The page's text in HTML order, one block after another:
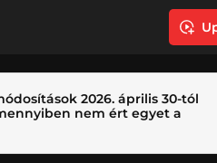
2026. április 30-tól
nem ért egyet a